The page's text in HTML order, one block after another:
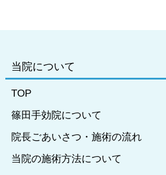
当院について
TOP
篠田手効院について
院長ごあいさつ・施術の流れ
当院の施術方法について